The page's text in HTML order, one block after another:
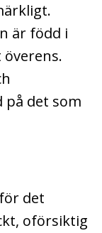
är född i
på det som
det
oförsiktig